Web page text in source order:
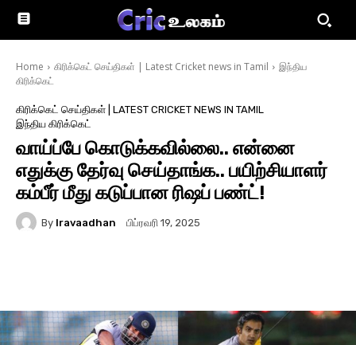
Home கிரிக்கெட் செய்திகள் | Latest Cricket news in Tamil
இந்திய
கிரிக்கெட்
கிரிக்கெட் செய்திகள் | LATEST CRICKET NEWS IN TAMIL
இந்திய கிரிக்கெட்
வாய்ப்பே கொடுக்கவில்லை.. என்னை
எதுக்கு தேர்வு செய்தாங்க.. பயிற்சியாளர்
கம்பீர் மீது கடுப்பான ரிஷப் பண்ட்!
By Iravaadhan பிப்ரவரி 19, 2025